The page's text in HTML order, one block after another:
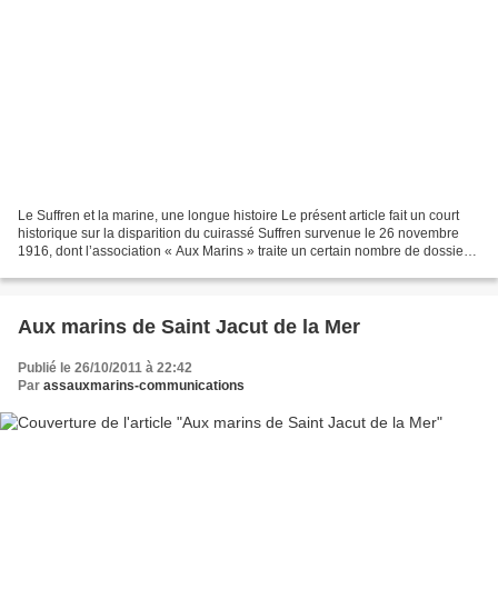
Le Suffren et la marine, une longue histoire Le présent article fait un court
historique sur la disparition du cuirassé Suffren survenue le 26 novembre
1916, dont l’association « Aux Marins » traite un certain nombre de dossiers
Aux marins de Saint Jacut de la Mer
Publié le 26/10/2011 à 22:42
Par assauxmarins-communications